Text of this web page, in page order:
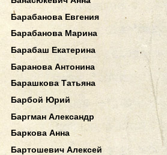
Барабанова Евгения
Барабанова Марина
Барабаш Екатерина
Баранова Антонина
Барашкова Татьяна
Барбой Юрий
Баргман Александр
Баркова Анна
Бартошевич Алексей